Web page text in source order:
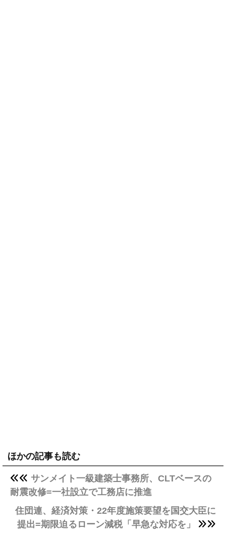
ほかの記事も読む
サンメイト一級建築士事務所、CLTベースの
耐震改修=一社設立で工務店に推進
住団連、経済対策・22年度施策要望を国交大臣に
提出=期限迫るローン減税「早急な対応を」